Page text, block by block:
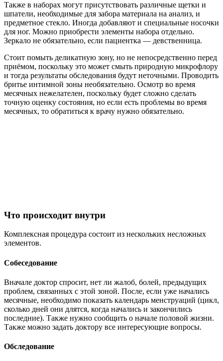
Также в наборах могут присутствовать различные щетки и
шпатели, необходимые для забора материала на анализ, и
предметное стекло. Иногда добавляют и специальные носочки
для ног. Можно приобрести элементы набора отдельно.
Зеркало не обязательно, если пациентка — девственница.
Стоит помыть деликатную зону, но не непосредственно перед
приёмом, поскольку это может смыть природную микрофлору
и тогда результаты обследования будут неточными. Проводить
бритье интимной зоны необязательно. Осмотр во время
месячных нежелателен, поскольку будет сложно сделать
точную оценку состояния, но если есть проблемы во время
месячных, то обратиться к врачу нужно обязательно.
Что происходит внутри
Комплексная процедура состоит из нескольких несложных
элементов.
Собеседование
Вначале доктор спросит, нет ли жалоб, болей, предыдущих
проблем, связанных с этой зоной. После, если уже начались
месячные, необходимо показать календарь менструаций (цикл,
сколько дней они длятся, когда начались и закончились
последние). Также нужно сообщить о начале половой жизни.
Также можно задать доктору все интересующие вопросы.
Обследование